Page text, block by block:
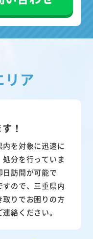
リア
！
を対象に迅速に
分を行っていま
訪問が可能で
ので、三重県内
取りでお困りの方
絡ください。